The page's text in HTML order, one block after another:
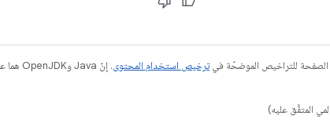
الصفحة للتراخيص الموضحّة فيترخيص استخدام المحتوى